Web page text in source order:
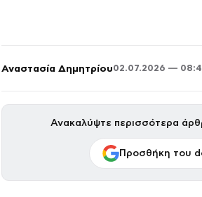
Αναστασία Δημητρίου02.07.2026 —
Ανακαλύψτε περισσότερα
Προσθήκη του